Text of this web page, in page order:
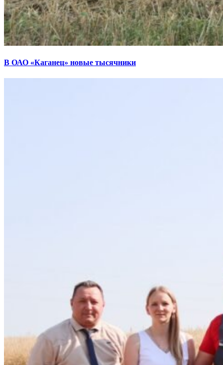
В ОАО «Каганец» новые тысячники